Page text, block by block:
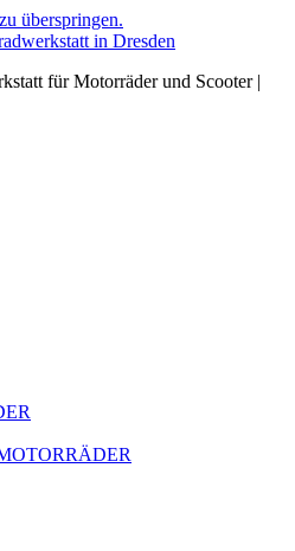
überspringen.
für Motorräder und Scooter |